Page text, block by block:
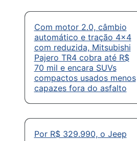
Com motor 2.0, câmbio
automático e tração 4×4
com reduzida, Mitsubishi
Pajero TR4 cobra até R$
70 mil e encara SUVs
compactos usados menos
capazes fora do asfalto
Por R$ 329.990, o Jeep